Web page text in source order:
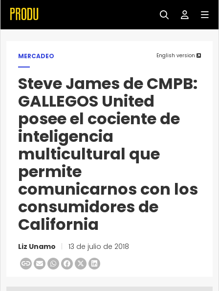
MERCADEO English version
Steve James de CMPB:
GALLEGOS United
posee el cociente de
inteligencia
multicultural que
permite
comunicarnos con los
consumidores de
California
Liz Unamo 13 de julio de 2018